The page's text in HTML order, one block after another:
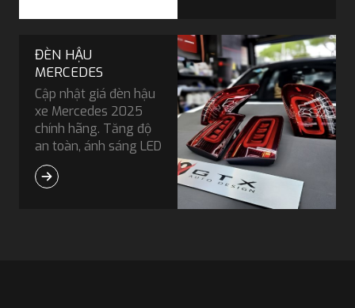
ĐÈN HẬU
MERCEDES
Cập nhật giá đèn hậu
xe Mercedes 2025
chính hãng. Tăng độ
an toàn, ánh sáng LED
rõ nét, thiết kế sang
trọng và độ bền vượt